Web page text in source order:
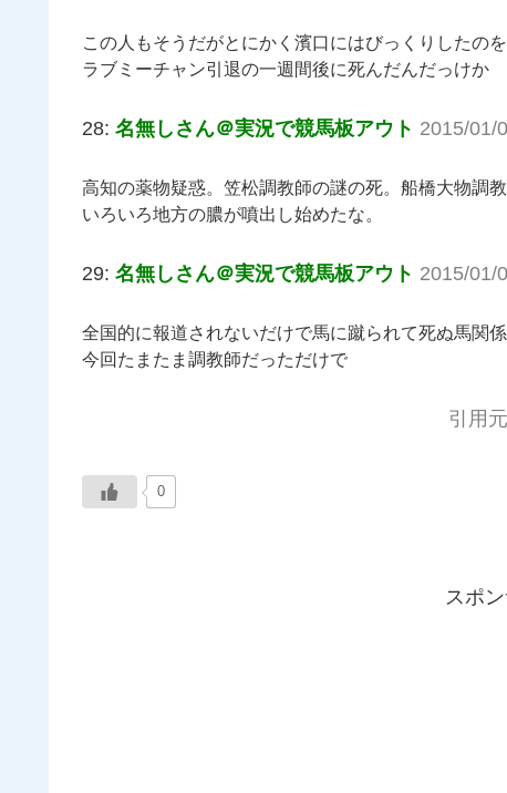
この人もそうだがとにかく濱口にはびっくりしたの
ラブミーチャン引退の一週間後に死んだんだっけか
28: 名無しさん＠実況で競馬板アウト 2015/01/
高知の薬物疑惑。笠松調教師の謎の死。船橋大物調教
いろいろ地方の膿が噴出し始めたな。
29: 名無しさん＠実況で競馬板アウト 2015/01/
全国的に報道されないだけで馬に蹴られて死ぬ馬関
今回たまたま調教師だっただけで
引用
0
スポ